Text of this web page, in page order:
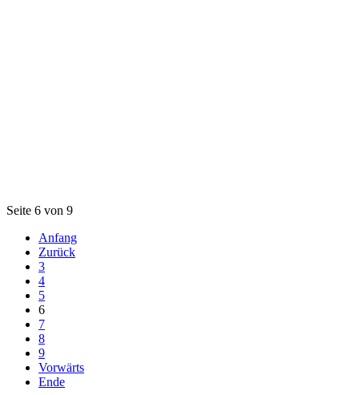
Seite 6 von 9
Anfang
Zurück
3
4
5
6
7
8
9
Vorwärts
Ende